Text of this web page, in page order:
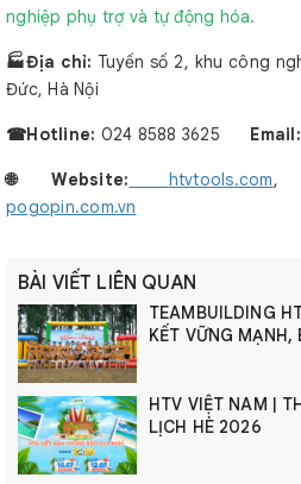
nghiệp phụ trợ và tự động hóa.
🏭Địa chỉ:Tuyến số 2, khu công
Đức, Hà Nội
☎︎Hotline: 024 8588 3625 Email:
🌐Website: htvtools.com
pogopin.com.vn
BÀI VIẾT LIÊN QUAN
TEAMBUILDING HTV
KẾT VỮNG
HTV VIỆT NAM |
LỊCH HÈ 2026